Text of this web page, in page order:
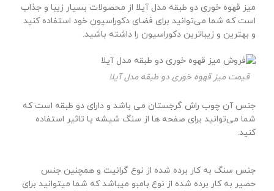
میز قهوه خوری دو طبقه مدل آیلا از محصولات بسیار زیبا و جذاب
است که شما می‌توانید برای فضای دکوراسیون خود استفاده کنید
و بهترین و زیباترین دکوراسیون را داشته باشید.
قیمت میز قهوه خوری دو طبقه مدل آیلا
جنس آن چوب راش گرجستان می باشد و دارای دو طبقه است که
شما می‌توانید برای صفحه ها از سنگ شیشه یا تاثیر استفاده
کنید.
جنس سنگ به کار برده شده از نوع گرانیت و همچنین جنس
حصیر به کار برده شده از نوع بامبو میباشد که شما میتوانید برای